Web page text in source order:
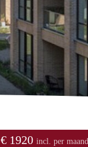
€ 1920 incl. per maand